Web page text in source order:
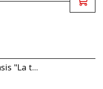
"La t...